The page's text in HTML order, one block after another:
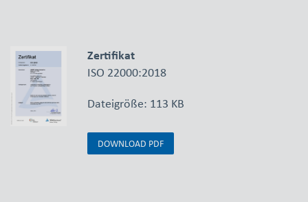
Zertifikat
ISO 22000:2018
Dateigröße: 113 KB
DOWNLOAD PDF